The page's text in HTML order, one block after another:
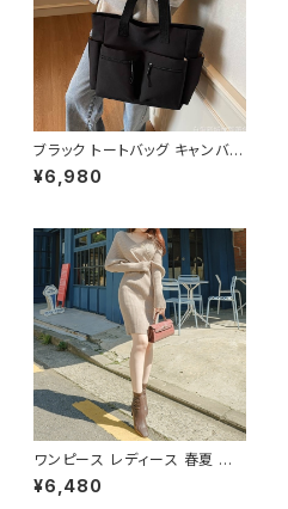
ブラック トートバッグ キャンバス
大容量 ポケット付き カジュアル
バッグ 韓国風バッグ マザーズバ
¥6,980
ワンピース レディース 春夏 秋
冬 春 夏 秋 冬 黒 タイトワンピ
ース ニットワンピース 長袖 カシ
¥6,480